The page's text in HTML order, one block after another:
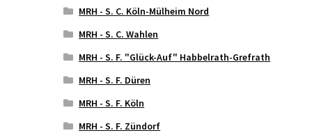
MRH - S. C. Köln-Mülheim Nord
MRH - S. C. Wahlen
MRH - S. F. "Glück-Auf" Habbelrath-Grefrath
MRH - S. F. Düren
MRH - S. F. Köln
MRH - S. F. Zündorf